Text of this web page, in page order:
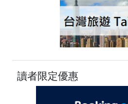
讀者限定優惠